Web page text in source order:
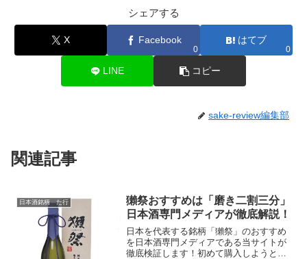
シェアする
X Facebook
0
はてブ
0
LINE コピー
sake-review編集部
関連記事
日本酒銘柄 た行
獺祭おすすめは「磨き二割三分」
日本酒専門メディアが徹底解説！
日本を代表する銘柄「獺祭」のおすすめ
を日本酒専門メディアである当サイトが
徹底検証します！初めて購入しようと考